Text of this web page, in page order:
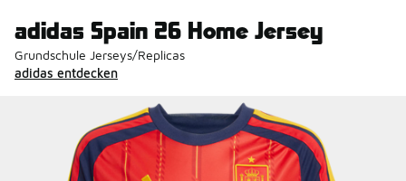
adidas Spain 26 Home Jersey
Grundschule Jerseys/Replicas
adidas entdecken